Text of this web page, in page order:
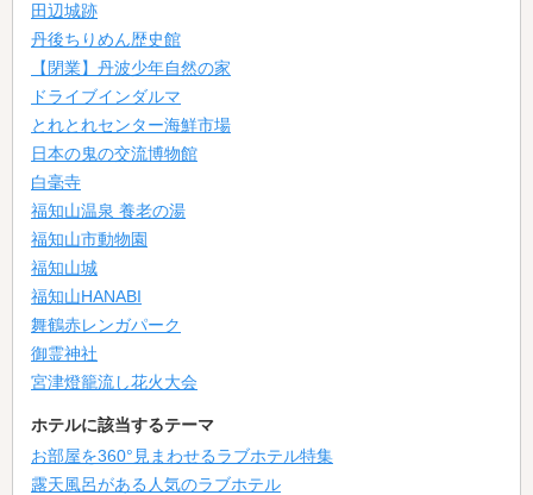
田辺城跡
丹後ちりめん歴史館
【閉業】丹波少年自然の家
ドライブインダルマ
とれとれセンター海鮮市場
日本の鬼の交流博物館
白毫寺
福知山温泉 養老の湯
福知山市動物園
福知山城
福知山HANABI
舞鶴赤レンガパーク
御霊神社
宮津燈籠流し花火大会
ホテルに該当するテーマ
お部屋を360°見まわせるラブホテル特集
露天風呂がある人気のラブホテル